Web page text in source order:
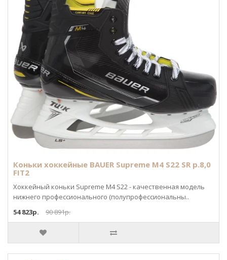
Коньки хоккейные BAUER Supreme M4 S22 SR р.8,0
FIT2
Хоккейный коньки Supreme M4 S22 - качественная модель
нижнего профессионального (полупрофессиональны..
54 823р.
90 891р.